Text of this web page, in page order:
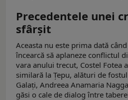
Precedentele unei
sfârșit
Aceasta nu este prima dată
încearcă să aplaneze conflictul
vara anului trecut, Costel Fotea
similară la Țepu, alături de
Galați, Andreea Anamaria
găsi o cale de dialog între